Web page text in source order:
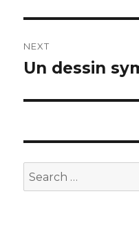
NEXT
Next
Un dessin
Search
for: